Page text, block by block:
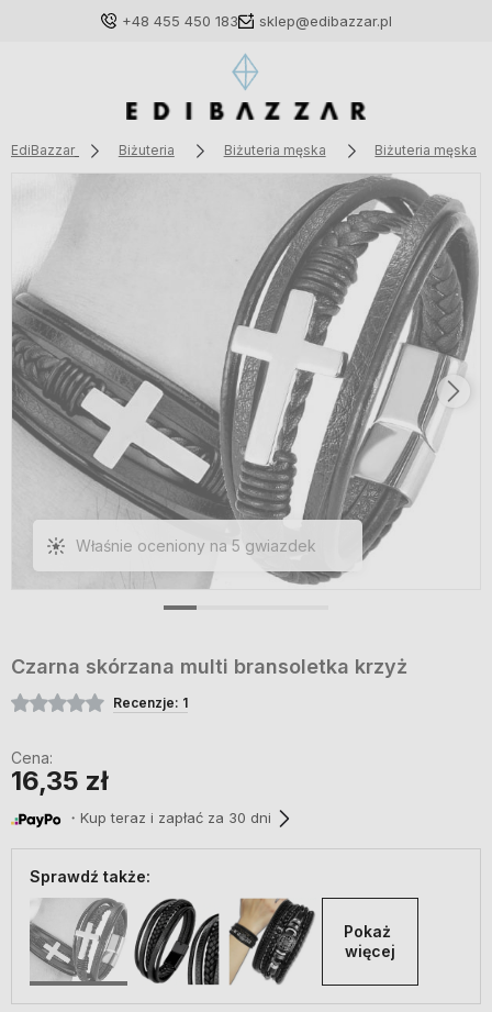
+48 455 450 183 sklep@edibazzar.pl
Załóż konto
Wybierz coś dla siebie z naszej aktualnej oferty lub
zaloguj się, aby przywrócić dodane produkty do listy
z poprzedniej sesji.
EdiBazzar Biżuteria Biżuteria męska Biżuteria męska
Właśnie oceniony na 5 gwiazdek
Czarna skórzana multi bransoletka krzyż
Recenzje: 1
Cena:
16,35 zł
・Kup teraz i zapłać za 30 dni
Sprawdź także:
Pokaż
więcej